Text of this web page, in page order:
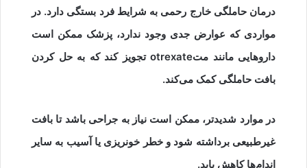
درمان حاملگی خارج‌ رحمی به شرایط فرد بستگی دارد. در
مواردی که عوارض جدی وجود ندارد، پزشک ممکن است
داروهایی مانند متotrexate تجویز کند که به حل کردن
بافت حاملگی کمک می‌کند.
در موارد شدیدتر، ممکن است نیاز به جراحی باشد تا بافت
غیرطبیعی برداشته شود و خطر خونریزی یا آسیب به سایر
اندام‌ها کاهش یابد.